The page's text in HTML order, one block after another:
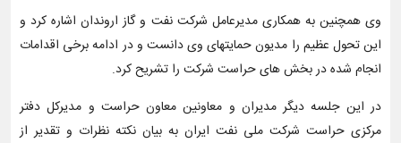
وی همچنین به همکاری مدیرعامل شرکت نفت و گاز اروندان اشاره کرد و
این تحول عظیم را مدیون حمایتهای وی دانست و در ادامه برخی اقدامات
انجام شده در بخش های حراست شرکت را تشریح کرد.
در این جلسه دیگر مدیران و معاونین معاون حراست و مدیرکل دفتر
مرکزی حراست شرکت ملی نفت ایران به بیان نکته نظرات و تقدیر از